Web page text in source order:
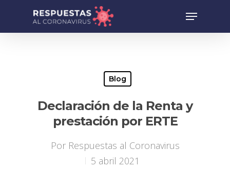
Blog
Declaración de la Renta y
prestación por ERTE
Por Respuestas al Coronavirus
5 abril 2021